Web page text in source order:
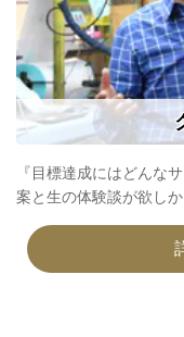
『目標達成にはどんな
案と生の体験談が欲しか